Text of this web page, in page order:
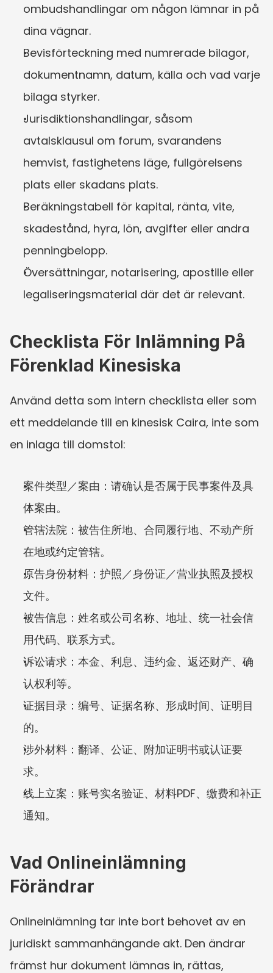
ombudshandlingar om någon lämnar in på
dina vägnar.
Bevisförteckning med numrerade bilagor,
dokumentnamn, datum, källa och vad varje
bilaga styrker.
Jurisdiktionshandlingar, såsom
avtalsklausul om forum, svarandens
hemvist, fastighetens läge, fullgörelsens
plats eller skadans plats.
Beräkningstabell för kapital, ränta, vite,
skadestånd, hyra, lön, avgifter eller andra
penningbelopp.
Översättningar, notarisering, apostille eller
legaliseringsmaterial där det är relevant.
Checklista För Inlämning På
Förenklad Kinesiska
Använd detta som intern checklista eller som
ett meddelande till en kinesisk Caira, inte som
en inlaga till domstol:
案件类型／案由：请确认是否属于民事案件及具
体案由。
管辖法院：被告住所地、合同履行地、不动产所
在地或约定管辖。
原告身份材料：护照／身份证／营业执照及授权
文件。
被告信息：姓名或公司名称、地址、统一社会信
用代码、联系方式。
诉讼请求：本金、利息、违约金、返还财产、确
认权利等。
证据目录：编号、证据名称、形成时间、证明目
的。
涉外材料：翻译、公证、附加证明书或认证要
求。
线上立案：账号实名验证、材料PDF、缴费和补正
通知。
Vad Onlineinlämning
Förändrar
Onlineinlämning tar inte bort behovet av en
juridiskt sammanhängande akt. Den ändrar
främst hur dokument lämnas in, rättas,